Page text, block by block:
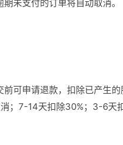
未支付的订单将自动取消。
可申请退款，扣除已产生的
；7-14天扣除30%；3-6天